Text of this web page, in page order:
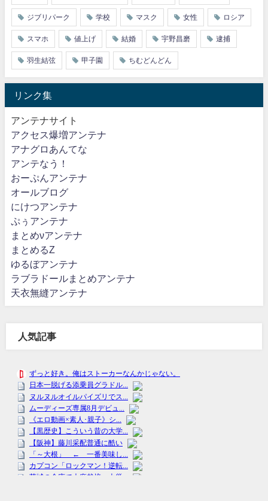
ジブリパーク 学校 マスク 女性 ロシア
スマホ 値上げ 結婚 宇野昌磨 逮捕
羽生結弦 甲子園 ちむどんどん
リンク集
アンテナサイト
アクセス爆増アンテナ
アナグロあんてな
アンテなう！
おーぷんアンテナ
オールブログ
にけつアンテナ
ぷぅアンテナ
まとめνアンテナ
まとめるZ
ゆるぼアンテナ
ラブラドールまとめアンテナ
天衣無縫アンテナ
人気記事